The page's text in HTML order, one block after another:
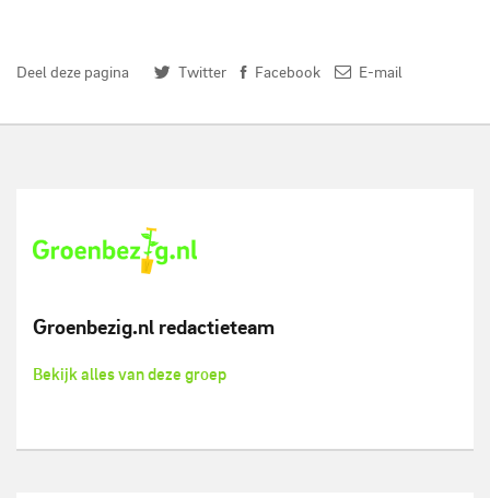
Deel deze pagina Twitter Facebook E-mail
Groenbezig.nl redactieteam
Bekijk alles van deze groep